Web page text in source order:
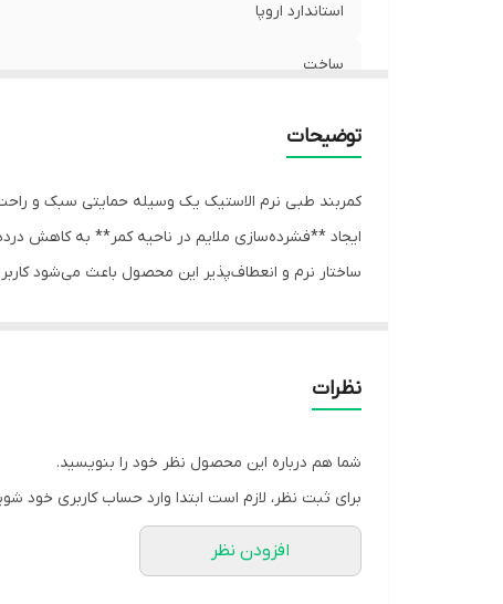
استاندارد اروپا
ساخت
توضیحات
کمربند طبی نرم الاستیک یک وسیله حمایتی سبک و
ایجاد **فشرده‌سازی ملایم در ناحیه کمر** به
ساختار نرم و انعطاف‌پذیر این محصول باعث می‌شود
- **پارچه الاستیک نرم و انعطاف‌پذیر:** ایجاد فشار
- **طراحی سبک و راحت:** مناسب برای استفاده روزانه و
- **تهویه مناسب پارچه:** کاهش تعریق در استفاده
### موارد کاربرد
نظرات
شما هم درباره این محصول نظر خود را بنویسید.
برای ثبت نظر، لازم است ابتدا وارد حساب کاربری خود
افزودن نظر